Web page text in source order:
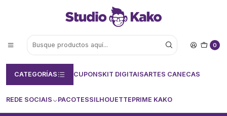
0
CATEGORÍAS CUPONSKIT DIGITAISARTES CANECAS
REDE SOCIAIS PACOTESSILHOUETTEPRIME KAKO